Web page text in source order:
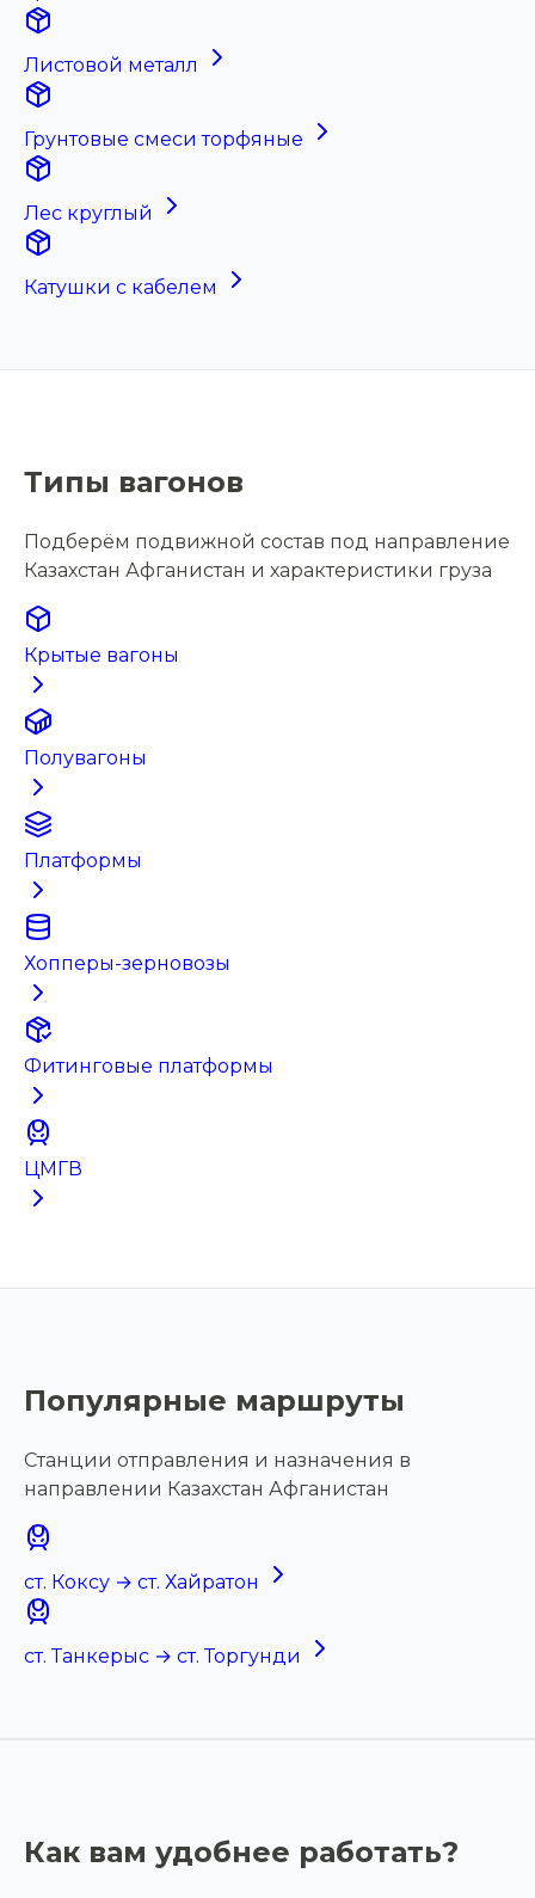
Листовой металл
Грунтовые смеси торфяные
Лес круглый
Катушки с кабелем
Типы вагонов
Подберём подвижной состав под направление
Казахстан Афганистан и характеристики груза
Крытые вагоны
Полувагоны
Платформы
Хопперы-зерновозы
Фитинговые платформы
ЦМГВ
Популярные маршруты
Станции отправления и назначения в
направлении Казахстан Афганистан
ст. Коксу → ст. Хайратон
ст. Танкерыс → ст. Торгунди
Как вам удобнее работать?